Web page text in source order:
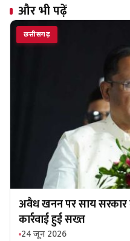
और भी पढ़ें
छत्तीसगढ़
अवैध खनन पर साय सरकार
कार्रवाई हुई सख्त
24 जून 2026